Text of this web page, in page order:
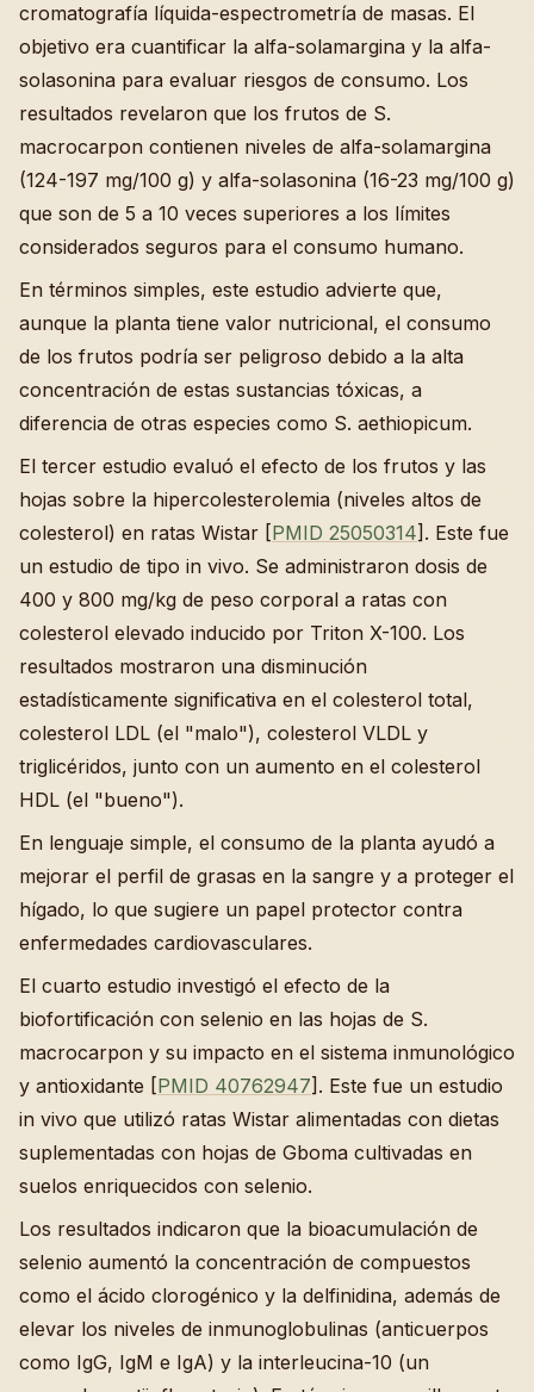
cromatografía líquida-espectrometría de masas. El
objetivo era cuantificar la alfa-solamargina y la alfa-
solasonina para evaluar riesgos de consumo. Los
resultados revelaron que los frutos de S.
macrocarpon contienen niveles de alfa-solamargina
(124-197 mg/100 g) y alfa-solasonina (16-23 mg/100 g)
que son de 5 a 10 veces superiores a los límites
considerados seguros para el consumo humano.
En términos simples, este estudio advierte que,
aunque la planta tiene valor nutricional, el consumo
de los frutos podría ser peligroso debido a la alta
concentración de estas sustancias tóxicas, a
diferencia de otras especies como S. aethiopicum.
El tercer estudio evaluó el efecto de los frutos y las
hojas sobre la hipercolesterolemia (niveles altos de
colesterol) en ratas Wistar [PMID 25050314]. Este fue
un estudio de tipo in vivo. Se administraron dosis de
400 y 800 mg/kg de peso corporal a ratas con
colesterol elevado inducido por Triton X-100. Los
resultados mostraron una disminución
estadísticamente significativa en el colesterol total,
colesterol LDL (el "malo"), colesterol VLDL y
triglicéridos, junto con un aumento en el colesterol
HDL (el "bueno").
En lenguaje simple, el consumo de la planta ayudó a
mejorar el perfil de grasas en la sangre y a proteger el
hígado, lo que sugiere un papel protector contra
enfermedades cardiovasculares.
El cuarto estudio investigó el efecto de la
biofortificación con selenio en las hojas de S.
macrocarpon y su impacto en el sistema inmunológico
y antioxidante [PMID 40762947]. Este fue un estudio
in vivo que utilizó ratas Wistar alimentadas con dietas
suplementadas con hojas de Gboma cultivadas en
suelos enriquecidos con selenio.
Los resultados indicaron que la bioacumulación de
selenio aumentó la concentración de compuestos
como el ácido clorogénico y la delfinidina, además de
elevar los niveles de inmunoglobulinas (anticuerpos
como IgG, IgM e IgA) y la interleucina-10 (un